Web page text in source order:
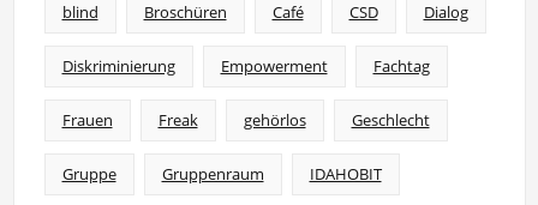
blind Broschüren Café CSD Dialog
Diskriminierung Empowerment Fachtag
Frauen Freak gehörlos Geschlecht
Gruppe Gruppenraum IDAHOBIT